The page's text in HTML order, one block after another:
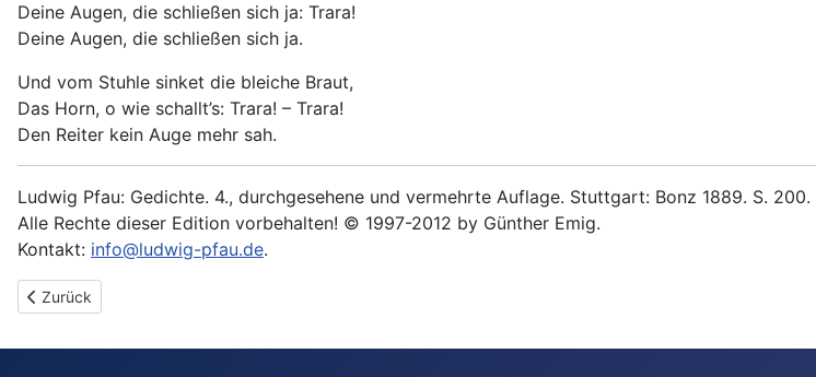
Deine Augen, die schließen sich ja: Trara!
Deine Augen, die schließen sich ja.
Und vom Stuhle sinket die bleiche Braut,
Das Horn, o wie schallt’s: Trara! – Trara!
Den Reiter kein Auge mehr sah.
Ludwig Pfau: Gedichte. 4., durchgesehene und vermehrte Auflage. Stuttgart: Bonz 1889. S. 200.
Alle Rechte dieser Edition vorbehalten! © 1997-2012 by Günther Emig.
Kontakt: info@ludwig-pfau.de.
Vorheriger Beitrag: Herr Brian
Zurück